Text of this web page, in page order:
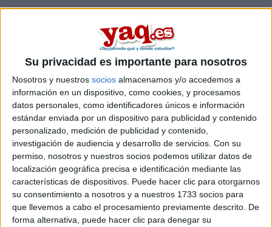
Su privacidad es importante para nosotros
Nosotros y nuestros socios almacenamos y/o accedemos a
información en un dispositivo, como cookies, y procesamos
datos personales, como identificadores únicos e información
estándar enviada por un dispositivo para publicidad y contenido
personalizado, medición de publicidad y contenido,
investigación de audiencia y desarrollo de servicios. Con su
permiso, nosotros y nuestros socios podemos utilizar datos de
localización geográfica precisa e identificación mediante las
características de dispositivos. Puede hacer clic para otorgarnos
su consentimiento a nosotros y a nuestros 1733 socios para
que llevemos a cabo el procesamiento previamente descrito. De
forma alternativa, puede hacer clic para denegar su
regístratepara enviar comentarios
7 de septiembre, 2011 - 16:19
rorarecoder Desconectado
Inicio
Etiquetas:
La universidad - un mundo
Magisterio de Educación Primaria
UNIR